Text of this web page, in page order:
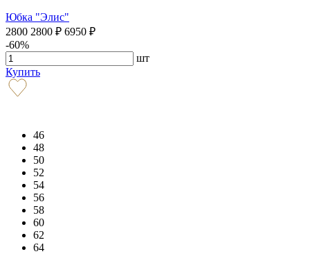
Юбка "Элис"
2800 2800 ₽ 6950 ₽
-60%
шт
Купить
46
48
50
52
54
56
58
60
62
64